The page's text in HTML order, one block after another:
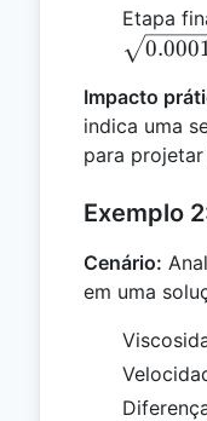
Etapa
Impacto
indica uma
para
Exemplo
Cenário:
em uma